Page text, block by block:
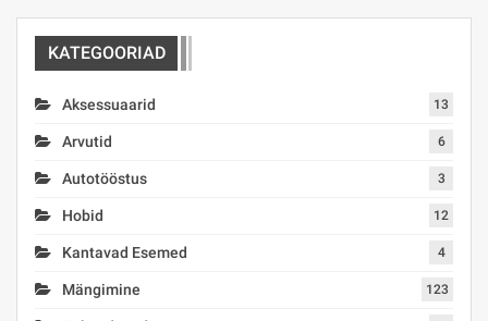
KATEGOORIAD
Aksessuaarid 13
Arvutid 6
Autotööstus 3
Hobid 12
Kantavad Esemed 4
Mängimine 123